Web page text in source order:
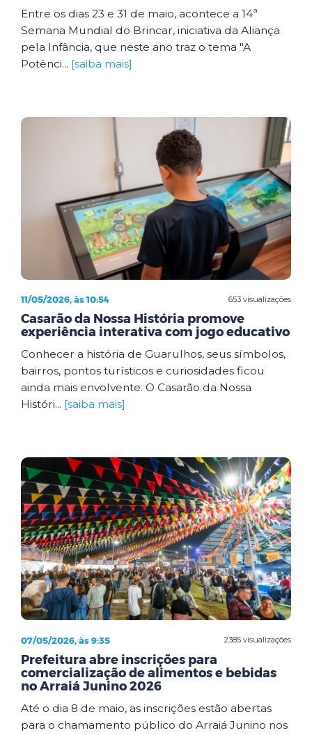
Entre os dias 23 e 31 de maio, acontece a 14ª
Semana Mundial do Brincar, iniciativa da Aliança
pela Infância, que neste ano traz o tema "A
Potênci... [saiba mais]
653 visualizações
11/05/2026, às 10:54
Casarão da Nossa História promove
experiência interativa com jogo educativo
Conhecer a história de Guarulhos, seus símbolos,
bairros, pontos turísticos e curiosidades ficou
ainda mais envolvente. O Casarão da Nossa
Históri... [saiba mais]
2385 visualizações
07/05/2026, às 9:35
Prefeitura abre inscrições para
comercialização de alimentos e bebidas
no Arraiá Junino 2026
Até o dia 8 de maio, as inscrições estão abertas
para o chamamento público do Arraiá Junino nos